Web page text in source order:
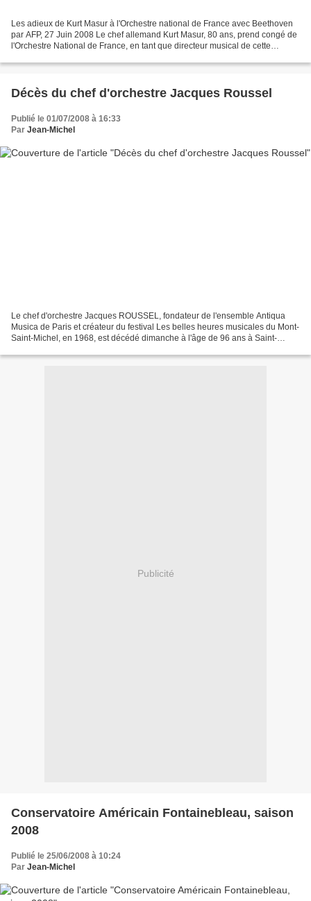
Les adieux de Kurt Masur à l'Orchestre national de France avec Beethoven
par AFP, 27 Juin 2008 Le chef allemand Kurt Masur, 80 ans, prend congé de
l'Orchestre National de France, en tant que directeur musical de cette
Décès du chef d'orchestre Jacques Roussel
Publié le 01/07/2008 à 16:33
Par Jean-Michel
Le chef d'orchestre Jacques ROUSSEL, fondateur de l'ensemble Antiqua
Musica de Paris et créateur du festival Les belles heures musicales du Mont-
Saint-Michel, en 1968, est décédé dimanche à l'âge de 96 ans à Saint-
Publicité
Conservatoire Américain Fontainebleau, saison
2008
Publié le 25/06/2008 à 10:24
Par Jean-Michel